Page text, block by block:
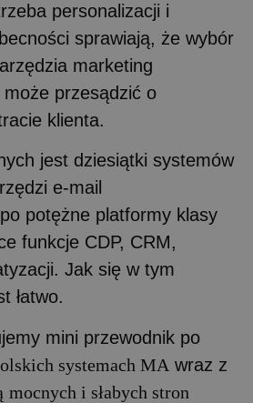
personalizacji i
sprawiają, że wybór
marketing
przesądzić o
klienta.
jest dziesiątki systemów
e-mail
potężne platformy klasy
funkcje CDP, CRM,
Jak się w tym
łatwo.
mini przewodnik po
systemach MA wraz z
mocnych i słabych stron